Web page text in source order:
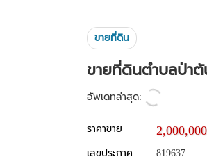
ขายที่ดิน
ขายที่ดินตำบลป่าตั
อัพเดทล่าสุด:
ราคาขาย
เลขประกาศ
819637